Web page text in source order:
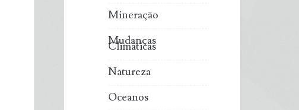
Mineração
Mudanças
Climáticas
Natureza
Oceanos